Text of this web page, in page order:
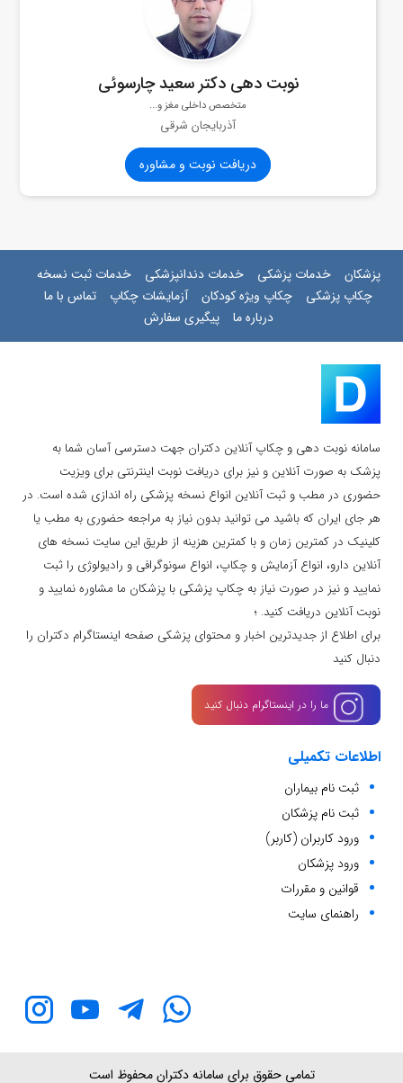
نوبت دهی دکتر سعید چارسوئی
متخصص داخلی مغز و...
آذربایجان شرقی
دریافت نوبت و مشاوره
پزشکان خدمات پزشکی خدمات دندانپزشکی
خدمات ثبت نسخه
چکاپ پزشکی
چکاپ ویژه کودکان آزمایشات چکاپ
تماس با ما
درباره ما
پیگیری سفارش
سامانه نوبت دهی و چکاپ آنلاین دکتران جهت دسترسی آسان شما به
پزشک به صورت آنلاین و نیز برای دریافت نوبت اینترنتی برای ویزیت
حضوری در مطب و ثبت آنلاین انواع نسخه پزشکی راه اندازی شده است. در
هر جای ایران که باشید می توانید بدون نیاز به مراجعه حضوری به مطب یا
کلینیک در کمترین زمان و با کمترین هزینه از طریق این سایت نسخه های
آنلاین دارو، انواع آزمایش و چکاپ، انواع سونوگرافی و رادیولوژی را ثبت
نمایید و نیز در صورت نیاز به چکاپ پزشکی با پزشکان ما مشاوره نمایید و
نوبت آنلاین دریافت کنید. ؛
برای اطلاع از جدیدترین اخبار و محتوای پزشکی صفحه اینستاگرام دکتران را
دنبال کنید
ما را در اینستاگرام دنبال کنید
اطلاعات تکمیلی
ثبت نام بیماران
ثبت نام پزشکان
ورود کاربران (کاربر)
ورود پزشکان
قوانین و مقررات
راهنمای سایت
تمامی حقوق برای سامانه دکتران محفوظ است